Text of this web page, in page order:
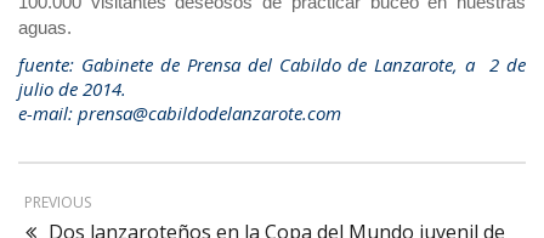
aguas.
fuente: Gabinete de Prensa del Cabildo de Lanzarote, a 2 de
julio de 2014.
e-mail: prensa@cabildodelanzarote.com
PREVIOUS
Dos lanzaroteños en la Copa del Mundo juvenil de